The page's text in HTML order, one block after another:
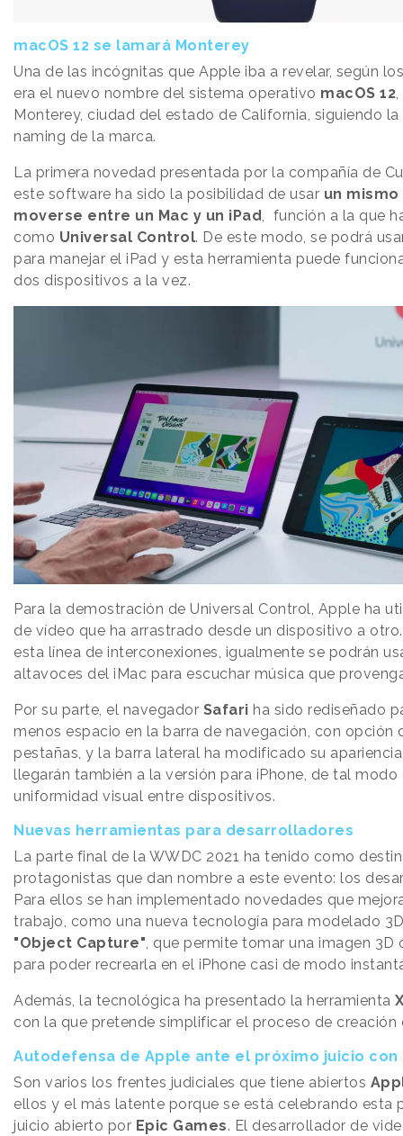
macOS 12 se lamará Monterey
Una de las incógnitas que Apple iba a revelar, según
era el nuevo nombre del sistema operativo macOS 12
Monterey, ciudad del estado de California, siguiendo
naming de la marca.
La primera novedad presentada por la compañía de
este software ha sido la posibilidad de usar un
moverse entre un Mac y un iPad, función a la que
como Universal Control. De este modo, se podrá
para manejar el iPad y esta herramienta puede
dos dispositivos a la vez.
Para la demostración de Universal Control, Apple ha
de vídeo que ha arrastrado desde un dispositivo a
esta línea de interconexiones, igualmente se podrán
altavoces del iMac para escuchar música que
Por su parte, el navegador Safari ha sido rediseñado
menos espacio en la barra de navegación, con opción
pestañas, y la barra lateral ha modificado su
llegarán también a la versión para iPhone, de tal modo
uniformidad visual entre dispositivos.
Nuevas herramientas para desarrolladores
La parte final de la WWDC 2021 ha tenido como
protagonistas que dan nombre a este evento: los
Para ellos se han implementado novedades que
trabajo, como una nueva tecnología para modelado
"Object Capture", que permite tomar una imagen 3D
para poder recrearla en el iPhone casi de modo
Además, la tecnológica ha presentado la herramienta
con la que pretende simplificar el proceso de creación
Autodefensa de Apple ante el próximo juicio con
Son varios los frentes judiciales que tiene abiertos
ellos y el más latente porque se está celebrando esta
juicio abierto por Epic Games. El desarrollador de